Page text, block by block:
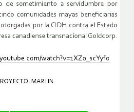
de sometimiento a servidumbre por
comunidades mayas beneficiarias
por la CIDH contra el Estado
canadiense transnacional Goldcorp.
watch?v=1XZ0_scYyfo
MARLIN